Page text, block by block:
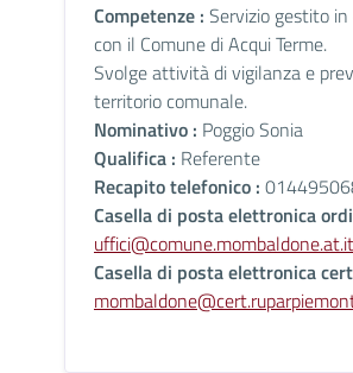
Competenze : Servizio gestito
con il Comune di Acqui Terme.
Svolge attività di vigilanza e
territorio comunale.
Nominativo : Poggio Sonia
Qualifica : Referente
Recapito telefonico :
Casella di posta elettronica
uffici@comune.mombaldone.at.it
Casella di posta elettronica